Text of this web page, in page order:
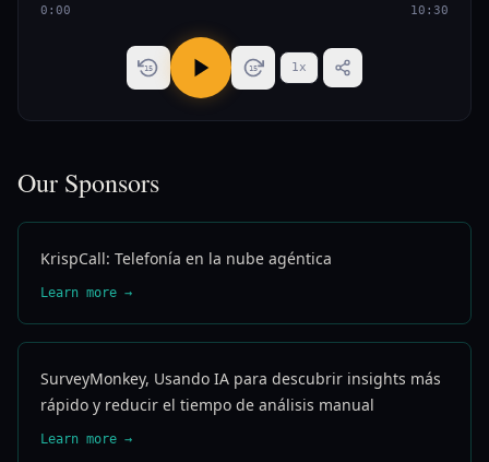
0:00 10:30
15 15 1x
Our Sponsors
KrispCall: Telefonía en la nube agéntica
Learn more →
SurveyMonkey, Usando IA para descubrir insights más
rápido y reducir el tiempo de análisis manual
Learn more →